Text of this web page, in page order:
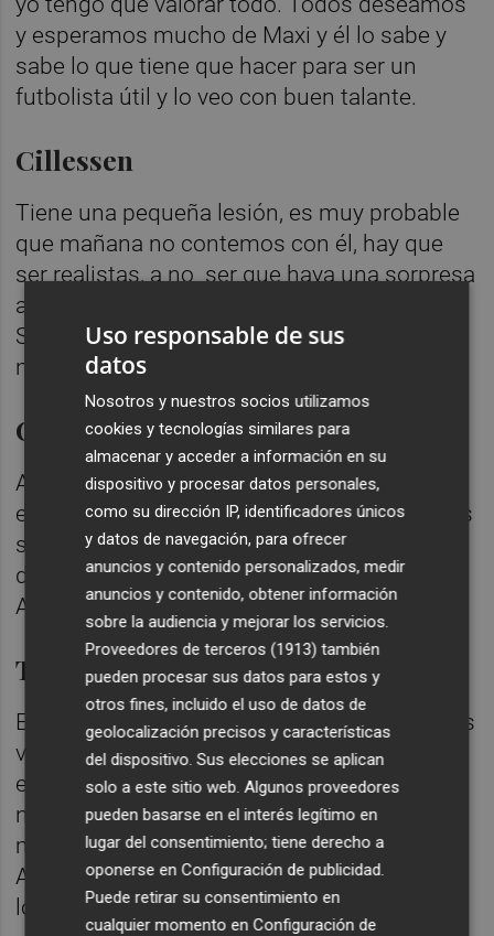
y esperamos mucho de Maxi y él lo sabe y
sabe lo que tiene que hacer para ser un
futbolista útil y lo veo con buen talante.
Cillessen
Tiene una pequeña lesión, es muy probable
que mañana no contemos con él, hay que
ser realistas, a no ser que haya una sorpresa
agradable y le hayan remitido las molestias.
Si que tengo decidido quién va a jugar pero
no lo voy a desvelar.
Copa del Rey
Al final estando en Cuartos todos los
equipos tienen un nivel alto y las dificultades
son mayores, no tengo preferencia, no deja
de ser un sorteo pero sólo pensamos en el
Atlético, cuando llegue ya la afrontaremos.
Tácticamente
El Atlético ha utilizado varios esquemas y los
va cambiando, eso es normal, los
entrenadores buscamos soluciones cando
no se dan los resultados y el Cholo busca lo
mejor, tiene una gran plantilla. Espero un
Atlético muy fuerte, como siempre es de
local.
Uso responsable de sus
datos
Nosotros y nuestros socios utilizamos
cookies y tecnologías similares para
almacenar y acceder a información en su
dispositivo y procesar datos personales,
como su dirección IP, identificadores únicos
y datos de navegación, para ofrecer
anuncios y contenido personalizados, medir
anuncios y contenido, obtener información
sobre la audiencia y mejorar los servicios.
Proveedores de terceros (1913) también
pueden procesar sus datos para estos y
otros fines, incluido el uso de datos de
geolocalización precisos y características
del dispositivo. Sus elecciones se aplican
solo a este sitio web. Algunos proveedores
pueden basarse en el interés legítimo en
lugar del consentimiento; tiene derecho a
oponerse enConfiguración de publicidad
Puede retirar su consentimiento en
cualquier momento enConfiguración de